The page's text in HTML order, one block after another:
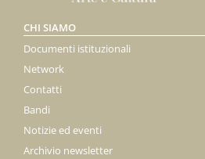
CHI SIAMO
Documenti istituzionali
Network
Contatti
Bandi
Notizie ed eventi
Archivio newsletter